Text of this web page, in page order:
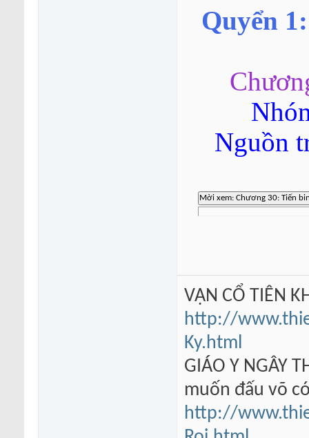
Quyển
Nguồn
VẠN CỔ TIÊN
http://
Ky.html
GIÁO Y NGÂY
muốn đấu võ
http://